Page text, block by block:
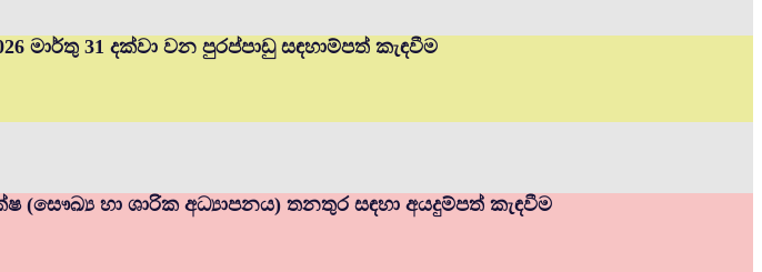
මාර්තු 31 දක්වා වන පුරප්පාඩු සඳහාම්පත් කැඳවීම
හා ශාරික අධ්‍යාපනය) තනතුර සඳහා අයදුම්පත් කැඳවීම